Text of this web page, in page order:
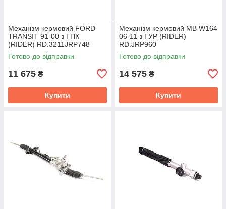
Механізм кермовий FORD
TRANSIT 91-00 з ГПК
(RIDER) RD.3211JRP748
Готово до відправки
11 675 ₴
Купити
Механізм кермовий MB W164
06-11 з ГУР (RIDER)
RD.JRP960
Готово до відправки
14 575 ₴
Купити